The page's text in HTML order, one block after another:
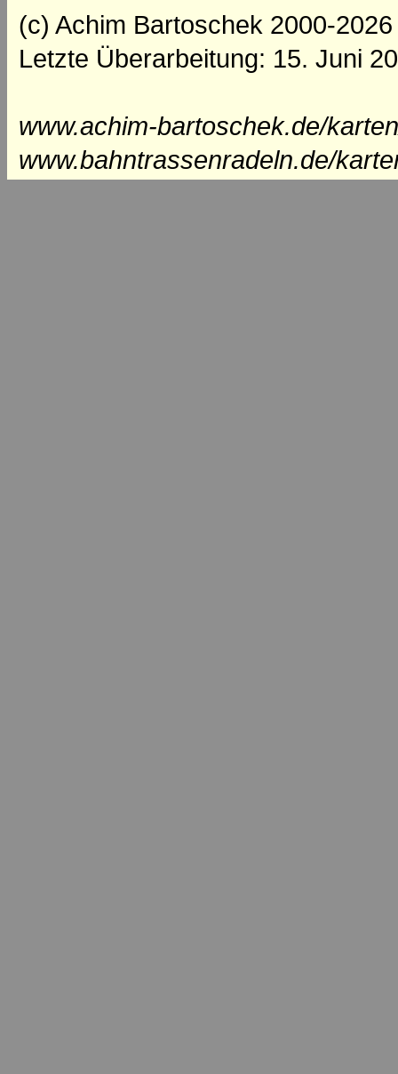
(c) Achim Bartoschek 2000-2026
Letzte Überarbeitung: 15. Juni
www.achim-bartoschek.de/
www.bahntrassenradeln.de/